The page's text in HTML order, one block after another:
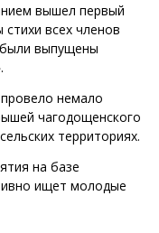
вышел первый
всех членов
выпущены
немало
чагодощенского
территориях.
на базе
ищет молодые